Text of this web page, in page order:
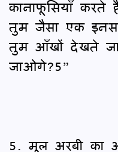
कानाफूसियाँ
तुम जैसा एक
तुम आँखों देखते
जाओगे?5”
5. मूल अरबी का